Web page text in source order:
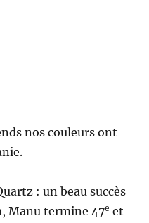
nos couleurs ont
: un beau succès
Manu termine 47e et